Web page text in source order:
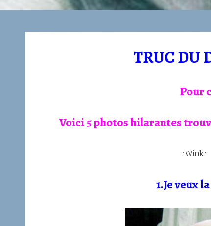
TRUC DU
Pour
Voici 5 photos hilarantes
1.Je veux